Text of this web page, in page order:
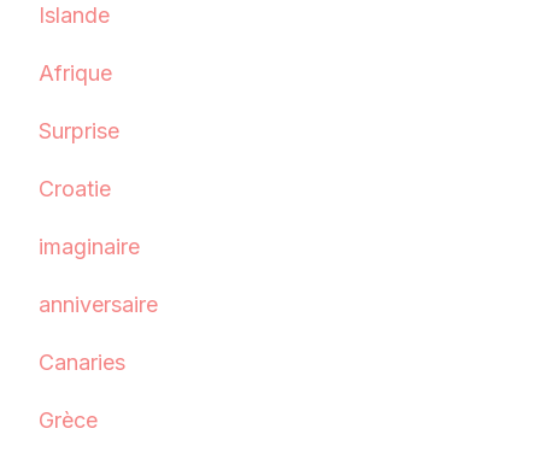
Islande
Afrique
Surprise
Croatie
imaginaire
anniversaire
Canaries
Grèce